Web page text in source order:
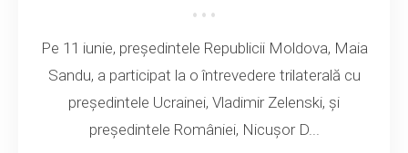
Pe 11 iunie, președintele Republicii Moldova, Maia
Sandu, a participat la o întrevedere trilaterală cu
președintele Ucrainei, Vladimir Zelenski, și
președintele României, Nicușor D...